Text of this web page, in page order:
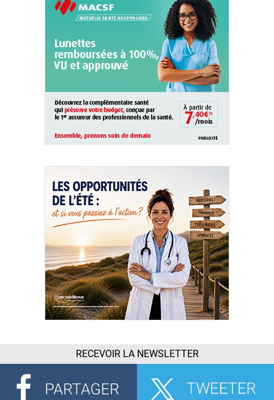
RECEVOIR LA NEWSLETTER